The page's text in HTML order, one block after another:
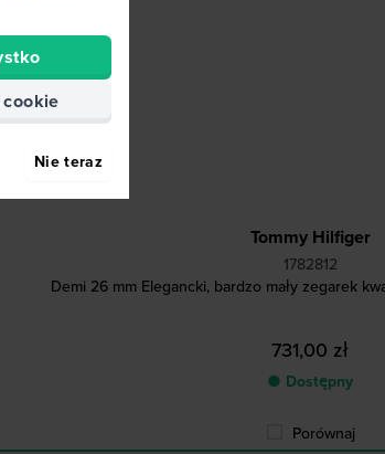
Tommy Hilfiger
1782812
Demi 26 mm Elegancki, bardzo mały zegarek
731,00 zł
● Dostępny
Porównaj
Nie teraz